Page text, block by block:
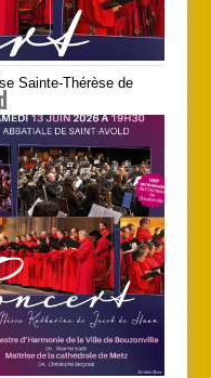
Sainte-Thérèse de